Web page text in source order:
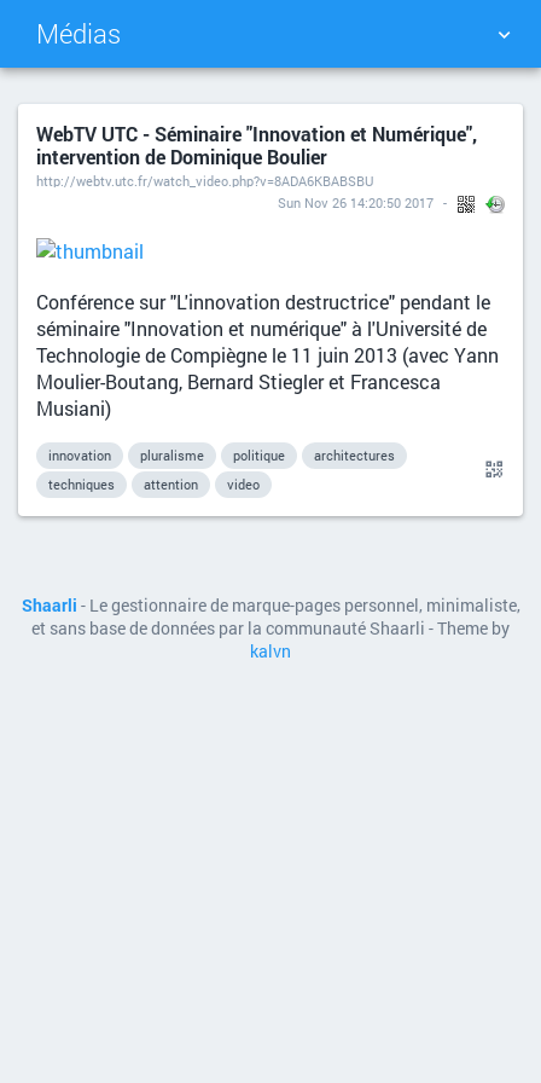
Médias
NUAGE DE TAGS MUR D'IMAGES
QUOTIDIEN RECHERCHER
WebTV UTC - Séminaire "Innovation et Numérique",
intervention de Dominique Boulier
http://webtv.utc.fr/watch_video.php?v=8ADA6KBABSBU
Sun Nov 26 14:20:50 2017
Conférence sur "L'innovation destructrice" pendant le
séminaire "Innovation et numérique" à l'Université de
Technologie de Compiègne le 11 juin 2013 (avec Yann
Moulier-Boutang, Bernard Stiegler et Francesca
Musiani)
innovation pluralisme politique
architectures
techniques
attention video
Shaarli - Le gestionnaire de marque-pages personnel, minimaliste,
et sans base de données par la communauté Shaarli - Theme by
kalvn